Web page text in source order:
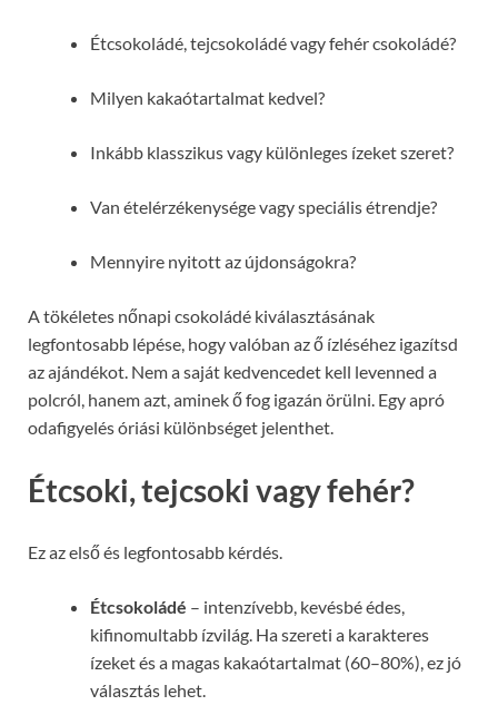
Étcsokoládé, tejcsokoládé vagy fehér csokoládé?
Milyen kakaótartalmat kedvel?
Inkább klasszikus vagy különleges ízeket szeret?
Van ételérzékenysége vagy speciális étrendje?
Mennyire nyitott az újdonságokra?
A tökéletes nőnapi csokoládé kiválasztásának
legfontosabb lépése, hogy valóban az ő ízléséhez igazítsd
az ajándékot. Nem a saját kedvencedet kell levenned a
polcról, hanem azt, aminek ő fog igazán örülni. Egy apró
odafigyelés óriási különbséget jelenthet.
Étcsoki, tejcsoki vagy fehér?
Ez az első és legfontosabb kérdés.
Étcsokoládé – intenzívebb, kevésbé édes,
kifinomultabb ízvilág. Ha szereti a karakteres
ízeket és a magas kakaótartalmat (60–80%), ez jó
választás lehet.